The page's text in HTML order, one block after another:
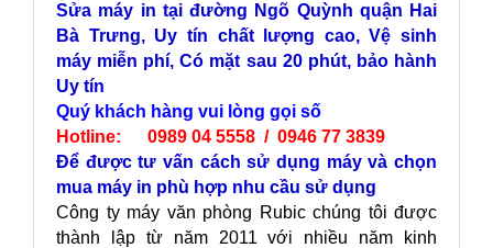
Sửa máy in tại đường Ngõ Quỳnh quận Hai
Bà Trưng, Uy tín chất lượng cao, Vệ sinh
máy miễn phí, Có mặt sau 20 phút, bảo hành
Uy tín
Quý khách hàng vui lòng gọi số
Hotline: 0989 04 5558 / 0946 77 3839
Để được tư vấn cách sử dụng máy và chọn
mua máy in phù hợp nhu cầu sử dụng
Công ty máy văn phòng Rubic chúng tôi được
thành lập từ năm 2011 với nhiều năm kinh